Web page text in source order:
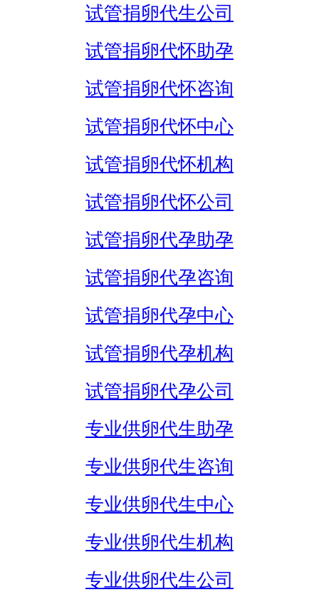
试管捐卵代生公司
试管捐卵代怀助孕
试管捐卵代怀咨询
试管捐卵代怀中心
试管捐卵代怀机构
试管捐卵代怀公司
试管捐卵代孕助孕
试管捐卵代孕咨询
试管捐卵代孕中心
试管捐卵代孕机构
试管捐卵代孕公司
专业供卵代生助孕
专业供卵代生咨询
专业供卵代生中心
专业供卵代生机构
专业供卵代生公司